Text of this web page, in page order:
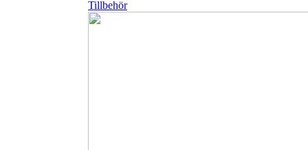
Tillbehör